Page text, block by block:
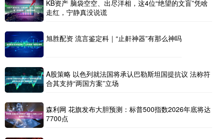
KB资产 脑袋空空、出尽洋相，这4位“绝望的文盲”凭啥
走红，宁静真没说谎
旭胜配资 流言鉴定科｜“止鼾神器”有那么神吗
A股策略 以色列就法国将承认巴勒斯坦国提抗议 法称符
合其支持“两国方案”立场
森利网 花旗发布大胆预测：标普500指数2026年底将达
7700点